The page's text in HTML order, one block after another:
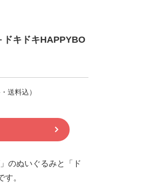
キドキHAPPYBO
送料込）
のぬいぐるみと「ド
。